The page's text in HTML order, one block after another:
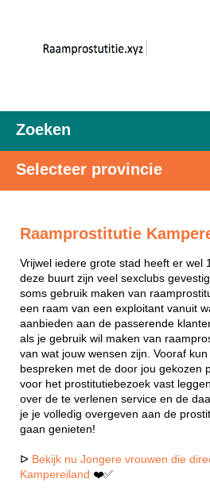
Zoeken
Selecteer provincie
Raamprostitutie
Vrijwel iedere grote stad heeft er wel
deze buurt zijn veel sexclubs
soms gebruik maken van
een raam van een exploitant vanuit
aanbieden aan de passerende
als je gebruik wil maken van
van wat jouw wensen zijn. Vooraf
bespreken met de door jou gekozen
voor het prostitutiebezoek vast
over de te verlenen service en de
je je volledig overgeven aan de
gaan genieten!
ᐅ Bekijk nu Jongere vrouwen die
Kampereiland ❤️✅